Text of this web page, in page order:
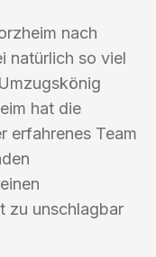
nach
natürlich so viel
hat die
erfahrenes Team
zu unschlagbar